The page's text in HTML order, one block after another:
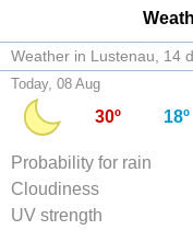
Weather in Lustenau 14
Today, 08 Aug
30º 18º
Probability for rain
Cloudiness
UV strength